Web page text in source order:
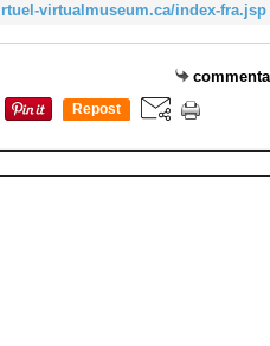
virtualmuseum.ca/index-fra.jsp
Repost